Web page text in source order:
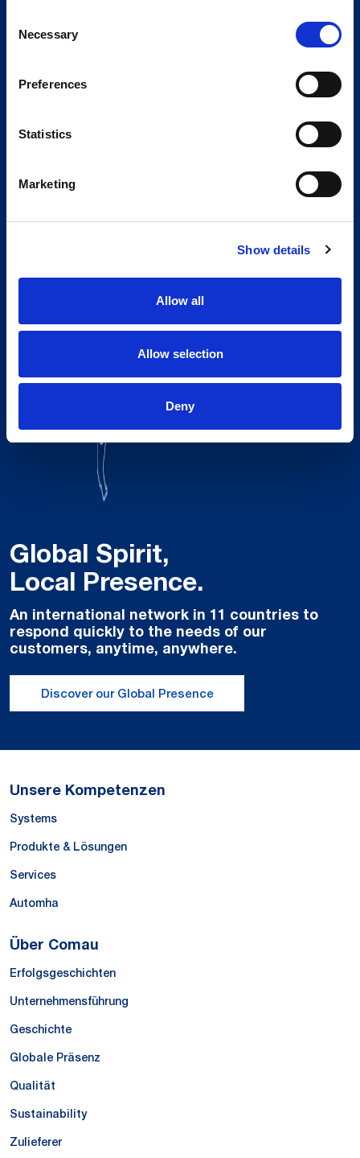
Selection
Necessary
Preferences
Statistics
Marketing
Show details
Allow all
Allow selection
Deny
Global Spirit,
Local Presence.
An international network in 11 countries to
respond quickly to the needs of our
customers, anytime, anywhere.
Discover our Global Presence
Unsere Kompetenzen
Systems
Produkte & Lösungen
Services
Automha
Über Comau
Erfolgsgeschichten
Unternehmensführung
Geschichte
Globale Präsenz
Qualität
Sustainability
Zulieferer